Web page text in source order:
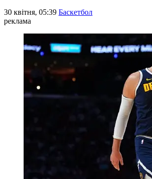
30 квітня, 05:39 Баскетбол
реклама